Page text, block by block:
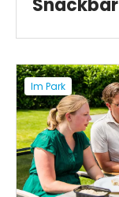
Snackbar
Im Park